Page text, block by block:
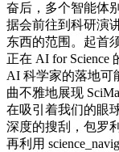
奋后，多个智能体
据会前往到科研演
东西的范围。起首
正在 AI for Science
AI 科学家的落地可
曲不雅地展现
在吸引着我们的眼
深度的搜刮，包罗
再利用